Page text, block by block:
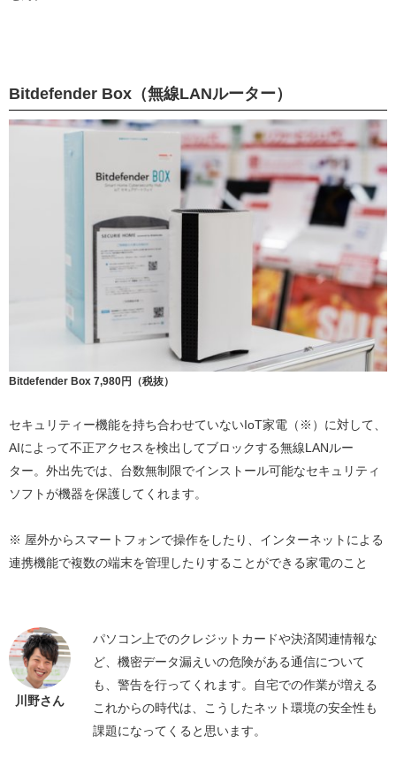
Bitdefender Box（無線LANルーター）
Bitdefender Box 7,980円（税抜）
セキュリティー機能を持ち合わせていないIoT家電（※）に対して、
AIによって不正アクセスを検出してブロックする無線LANルー
ター。外出先では、台数無制限でインストール可能なセキュリティ
ソフトが機器を保護してくれます。
※ 屋外からスマートフォンで操作をしたり、インターネットによる
連携機能で複数の端末を管理したりすることができる家電のこと
川野さん
パソコン上でのクレジットカードや決済関連情報な
ど、機密データ漏えいの危険がある通信について
も、警告を行ってくれます。自宅での作業が増える
これからの時代は、こうしたネット環境の安全性も
課題になってくると思います。